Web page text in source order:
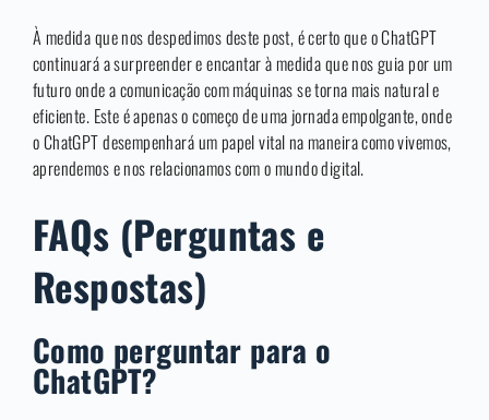
À medida que nos despedimos deste post, é certo que o ChatGPT
continuará a surpreender e encantar à medida que nos guia por um
futuro onde a comunicação com máquinas se torna mais natural e
eficiente. Este é apenas o começo de uma jornada empolgante, onde
o ChatGPT desempenhará um papel vital na maneira como vivemos,
aprendemos e nos relacionamos com o mundo digital.
FAQs (Perguntas e
Respostas)
Como perguntar para o
ChatGPT?